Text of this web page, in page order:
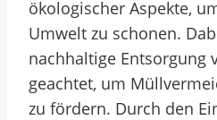
ökologischer Aspekte,
Umwelt zu schonen.
nachhaltige Entsorgung
geachtet, um
zu fördern. Durch den